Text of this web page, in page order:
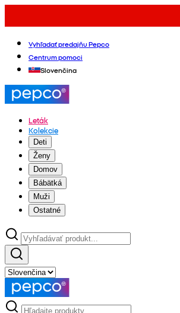
Vyhľadať predajňu Pepco
Centrum pomoci
Slovenčina
Leták
Kolekcie
Deti
Ženy
Domov
Bábätká
Muži
Ostatné